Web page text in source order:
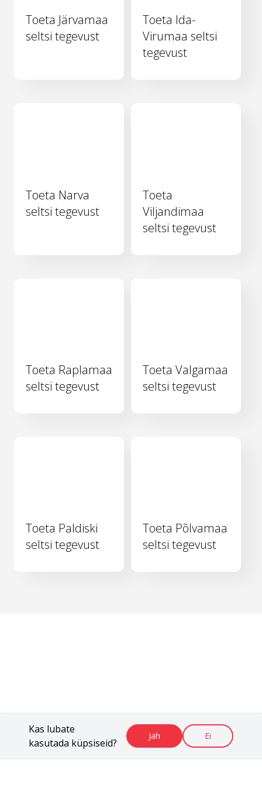
Kas lubate
kasutada küpsiseid?
Jah Ei
Toeta Järvamaa
seltsi tegevust
Toeta Ida-
Virumaa seltsi
tegevust
Toeta Narva
seltsi tegevust
Toeta
Viljandimaa
seltsi tegevust
Toeta Raplamaa
seltsi tegevust
Toeta Valgamaa
seltsi tegevust
Toeta Paldiski
seltsi tegevust
Toeta Põlvamaa
seltsi tegevust